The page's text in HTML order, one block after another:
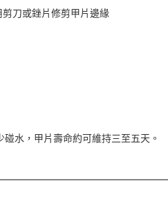
刀或銼片修剪甲片邊緣
水，甲片壽命約可維持三至五天。